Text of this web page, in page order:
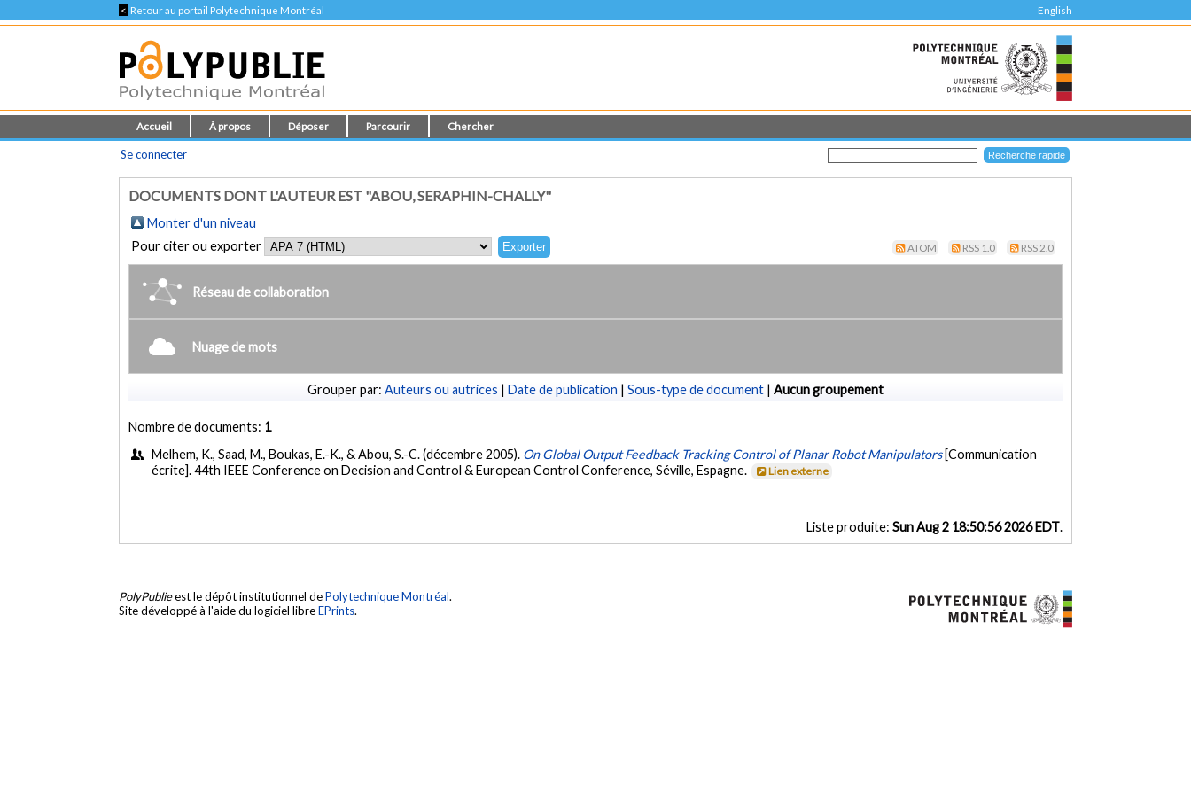
< Retour au portail Polytechnique Montréal English
Accueil À propos Déposer Parcourir Chercher
Se connecter
DOCUMENTS DONT L'AUTEUR EST "ABOU, SERAPHIN-CHALLY"
Monter d'un niveau
Pour citer ou exporter
ATOM RSS 1.0 RSS 2.0
Réseau de collaboration
Nuage de mots
Grouper par: Auteurs ou autrices | Date de publication | Sous-type de document | Aucun groupement
Nombre de documents: 1
Melhem, K., Saad, M., Boukas, E.-K., & Abou, S.-C. (décembre 2005). On Global Output Feedback Tracking Control of Planar Robot Manipulators [Communication
écrite]. 44th IEEE Conference on Decision and Control & European Control Conference, Séville, Espagne.
Lien externe
Liste produite: Sun Aug 2 18:50:56 2026 EDT.
PolyPublieest le dépôt institutionnel dePolytechnique Montréal.
Site développé à l'aide du logiciel libreEPrints.